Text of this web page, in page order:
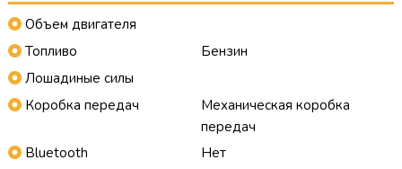
Объем двигателя
Топливо
Бензин
Лошадиные силы
Коробка передач
Механическая коробка
передач
Bluetooth
Нет